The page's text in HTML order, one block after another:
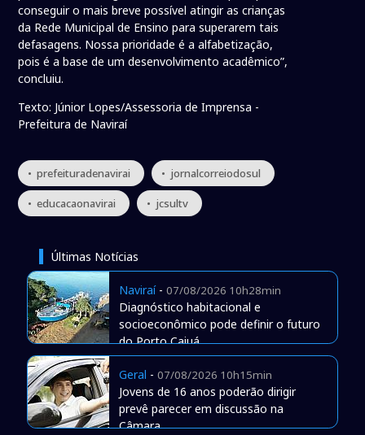
conseguir o mais breve possível atingir as crianças
da Rede Municipal de Ensino para superarem tais
defasagens. Nossa prioridade é a alfabetização,
pois é a base de um desenvolvimento acadêmico”,
concluiu.
Texto: Júnior Lopes/Assessoria de Imprensa -
Prefeitura de Naviraí
• prefeituradenavirai • jornalcorreiodosul
• educacaonavirai • jcsultv
Últimas Notícias
Naviraí- 07/08/2026 10h28min
Diagnóstico habitacional e
socioeconômico pode definir o futuro
do Porto Caiuá
Geral - 07/08/2026 10h15min
Jovens de 16 anos poderão dirigir
prevê parecer em discussão na
Câmara